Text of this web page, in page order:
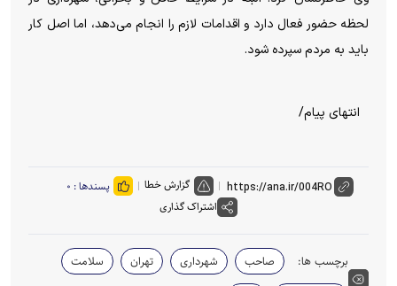
لحظه حضور فعال دارد و اقدامات لازم را انجام می‌دهد، اما اصل کار
باید به مردم سپرده شود.
انتهای پیام/
گزارش خطا پسندها : ۰
اشتراک گذاری
برچسب ها: صاحب شهرداری تهران
سلامت